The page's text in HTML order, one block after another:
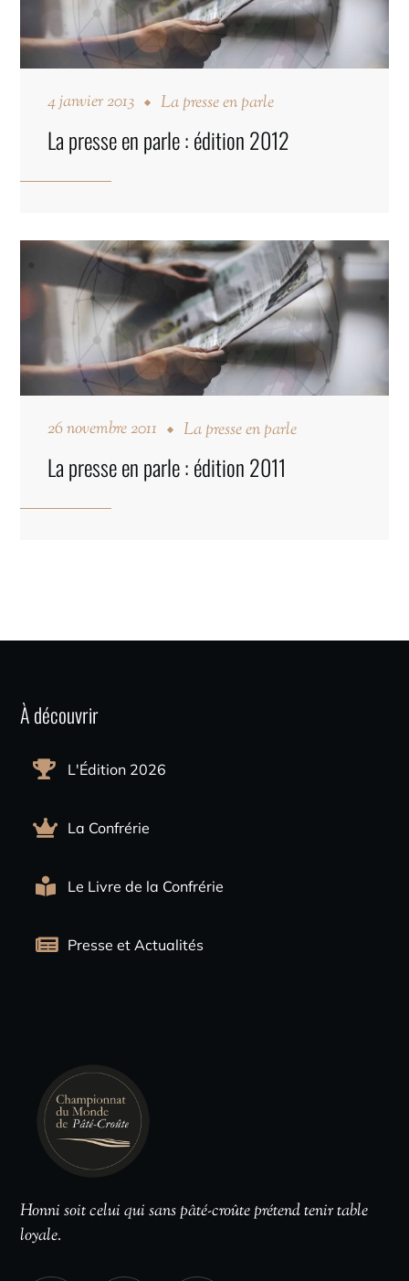
4 janvier 2013 La presse en parle
La presse en parle : édition 2012
26 novembre 2011 La presse en parle
La presse en parle : édition 2011
À découvrir
L'Édition 2026
La Confrérie
Le Livre de la Confrérie
Presse et Actualités
Honni soit celui qui sans pâté-croûte prétend tenir table
loyale.